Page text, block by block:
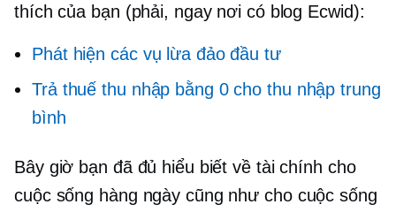
thích của bạn (phải, ngay nơi có blog Ecwid):
Phát hiện các vụ lừa đảo đầu tư
Trả thuế thu nhập bằng 0 cho thu nhập trung
bình
Bây giờ bạn đã đủ hiểu biết về tài chính cho
cuộc sống hàng ngày cũng như cho cuộc sống